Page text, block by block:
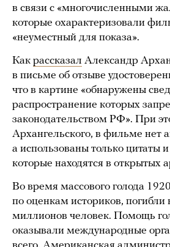
в связи с «многочисленными
которые охарактеризовали
«неуместный для показа».
Как рассказал Александр
в письме об отзыве
что в картине «обнаружены
распространение которых
законодательством РФ». При
Архангельского, в фильме нет
а использованы только цитаты
которые находятся в открытых
Во время массового голода
по оценкам историков,
миллионов человек. Помощь
оказывали международные